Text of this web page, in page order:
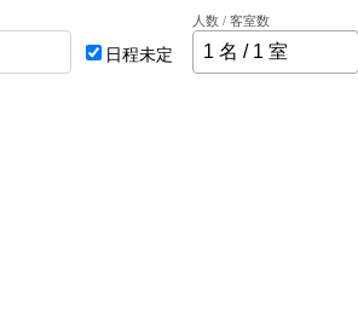
日程未定
人数 / 客室数